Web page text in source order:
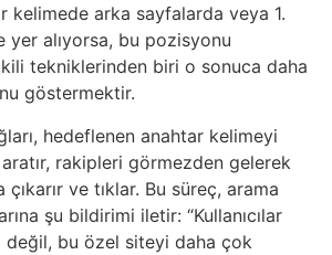
kelimede arka sayfalarda veya 1.
yer alıyorsa, bu pozisyonu
tekniklerinden biri o sonuca daha
göstermektir.
hedeflenen anahtar kelimeyi
rakipleri görmezden gelerek
ve tıklar. Bu süreç, arama
şu bildirimi iletir: “Kullanıcılar
değil, bu özel siteyi daha çok